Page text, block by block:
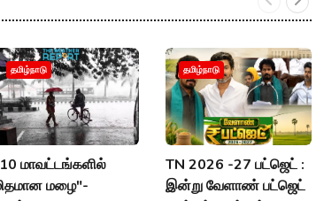
தமிழ்நாடு
மாவட்டங்களில்
மழை"-
தமிழ்நாடு
TN 2026 -27 பட்ஜெட் :
இன்று வேளாண் பட்ஜெட்